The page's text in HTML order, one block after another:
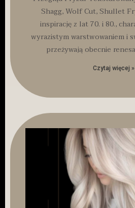
Shagg, Wolf Cut, Shullet
inspirację z lat 70. i 80.,
wyrazistym warstwowaniem i
przeżywają obecnie
Czytaj więcej »